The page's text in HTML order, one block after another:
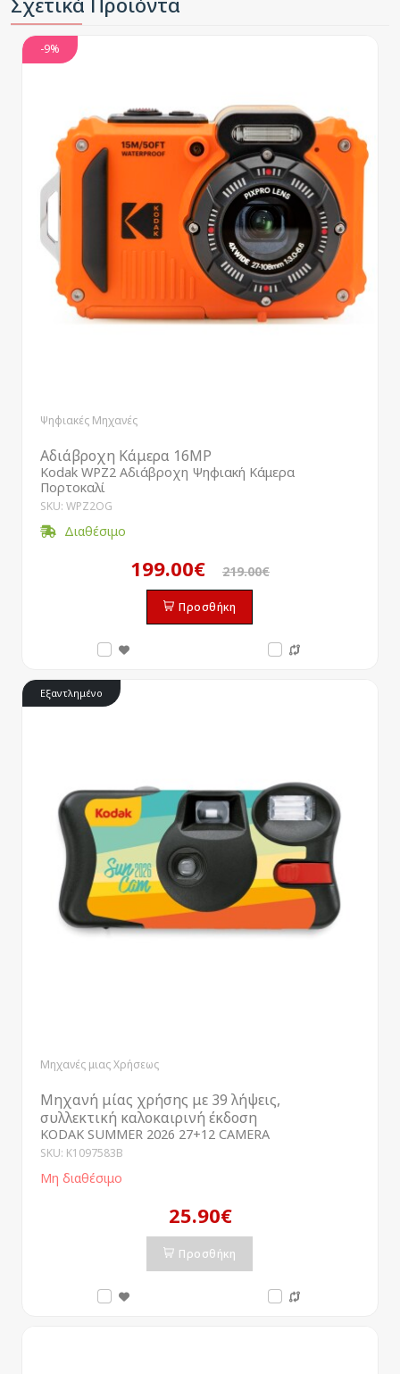
-9%
Ψηφιακές Μηχανές
Αδιάβροχη Κάμερα 16MP
Kodak WPZ2 Αδιάβροχη Ψηφιακή Κάμερα
Πορτοκαλί
SKU: WPZ2OG
Διαθέσιμο
199.00€ 219.00€
Προσθήκη
Εξαντλημένο
Μηχανές μιας Χρήσεως
Μηχανή μίας χρήσης με 39 λήψεις,
συλλεκτική καλοκαιρινή έκδοση
KODAK SUMMER 2026 27+12 CAMERA
SKU: K1097583B
Μη διαθέσιμο
25.90€
Προσθήκη